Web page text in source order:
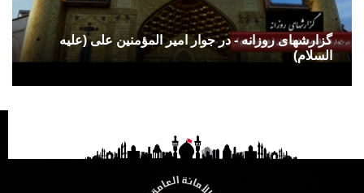
گزارشهای روزانه - در جوار امیر المؤمنین علی (علیه
السلام)